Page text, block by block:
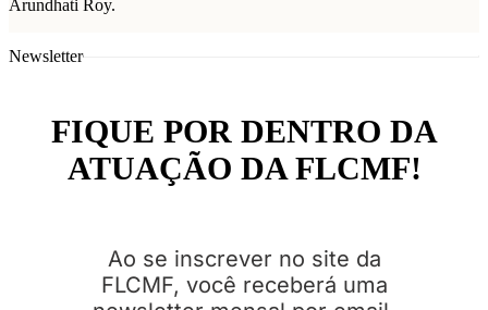
Arundhati Roy.
Newsletter
FIQUE POR DENTRO DA
ATUAÇÃO DA FLCMF!
Ao se inscrever no site da
FLCMF, você receberá uma